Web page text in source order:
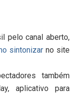
pelo canal aberto,
sintonizar no site
também
aplicativo para